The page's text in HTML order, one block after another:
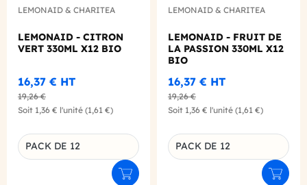
LEMONAID & CHARITEA
LEMONAID - CITRON
VERT 330ML X12 BIO
16,37 € HT
19,26 €
Soit 1,36 € l'unité (1,61 €)
Déclinaison du produit
PACK DE 12
Ajouter au panier
LEMONAID & CHARITEA
LEMONAID - FRUIT DE
LA PASSION 330ML X12
BIO
16,37 € HT
19,26 €
Soit 1,36 € l'unité (1,61 €)
Déclinaison du produit
PACK DE 12